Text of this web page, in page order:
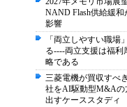
NAND Flash供給緩
影響
「両立しやすい職場
る----両立支援は福
略である
三菱電機が買収すべ
社をAI駆動型M&Aの
出すケーススタディ